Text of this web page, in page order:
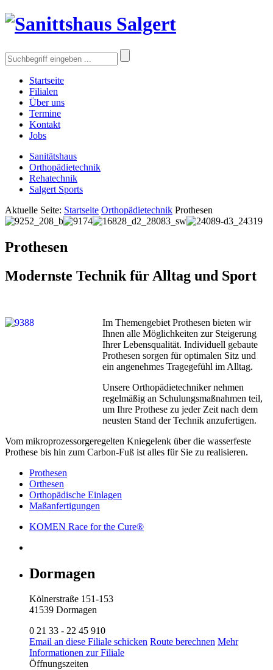
Startseite
Filialen
Über uns
Termine
Kontakt
Jobs
Sanitätshaus
Orthopädietechnik
Rehatechnik
Salgert Sports
Aktuelle Seite: Startseite Orthopädietechnik Prothesen
Prothesen
Modernste Technik für Alltag und Sport
Im Themengebiet Prothesen bieten wir
Ihnen alle Möglichkeiten zur Steigerung
Ihrer Lebensqualität. Individuell gebaute
Prothesen sorgen für optimalen Sitz und
ein angenehmes Tragegefühl im Alltag.
Unsere Orthopädietechniker nehmen
regelmäßig an Schulungsmaßnahmen teil,
um Ihre Prothese zu jeder Zeit nach dem
neusten Stand der Technik anzufertigen.
Vom mikroprozessorgeregelten Kniegelenk über die wasserfeste
Prothese bis hin zum Carbon-Fuß ist alles für Sie zu realisieren.
Prothesen
Orthesen
Orthopädische Einlagen
Maßanfertigungen
KOMEN Race for the Cure®
Dormagen
Kölnerstraße 151-153
41539 Dormagen
0 21 33 - 22 45 910
Email an diese Filiale schicken Route berechnen Mehr
Informationen zur Filiale
Öffnungszeiten